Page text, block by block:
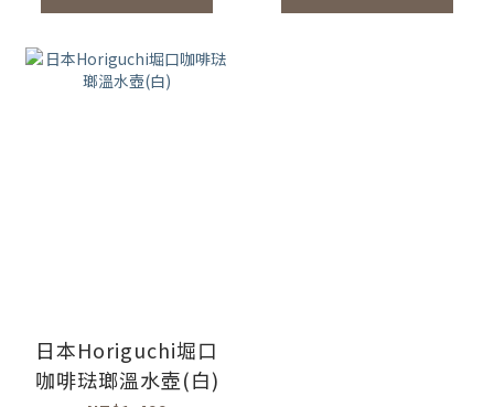
日本Horiguchi堀口
咖啡琺瑯溫水壺(白)